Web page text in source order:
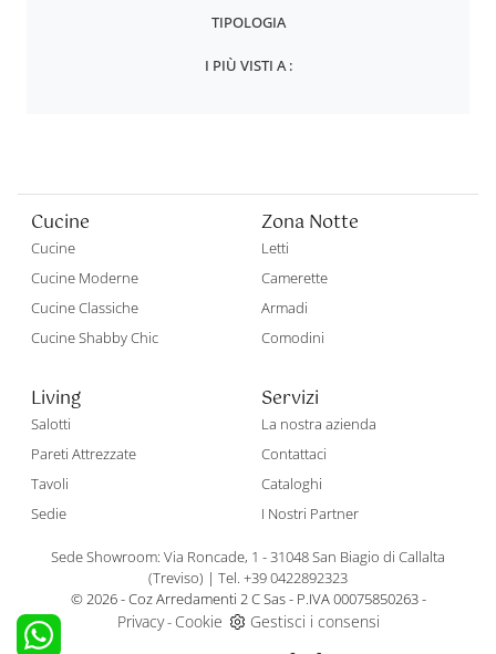
TIPOLOGIA
I PIÙ VISTI A :
Cucine
Cucine
Cucine Moderne
Cucine Classiche
Cucine Shabby Chic
Zona Notte
Letti
Camerette
Armadi
Comodini
Living
Salotti
Pareti Attrezzate
Tavoli
Sedie
Servizi
La nostra azienda
Contattaci
Cataloghi
I Nostri Partner
Sede Showroom: Via Roncade, 1 - 31048 San Biagio di Callalta
(Treviso) | Tel. +39 0422892323
© 2026 - Coz Arredamenti 2 C Sas - P.IVA 00075850263 -
Privacy- Cookie
Gestisci i consensi